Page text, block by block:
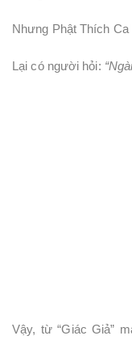
Nhưng Phật Thích Ca
Lại có người hỏi:
Vậy, từ “Giác Giả”